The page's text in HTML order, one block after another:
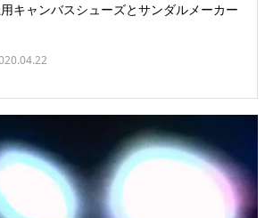
キャンバスシューズとサンダルメーカー